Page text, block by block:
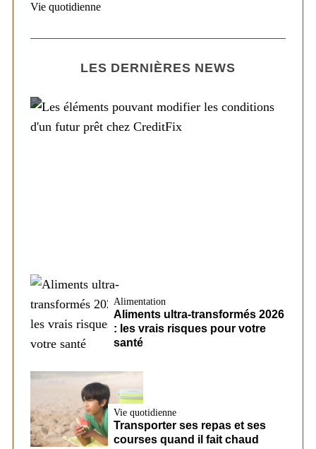
Vie quotidienne
LES DERNIÈRES NEWS
Alimentation
Aliments ultra-transformés 2026
: les vrais risques pour votre
santé
Vie quotidienne
Transporter ses repas et ses
courses quand il fait chaud